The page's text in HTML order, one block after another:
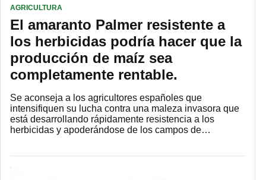
AGRICULTURA
El amaranto Palmer resistente a
los herbicidas podría hacer que la
producción de maíz sea
completamente rentable.
Se aconseja a los agricultores españoles que
intensifiquen su lucha contra una maleza invasora que
está desarrollando rápidamente resistencia a los
herbicidas y apoderándose de los campos de…